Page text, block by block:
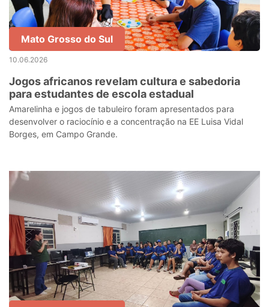
Mato Grosso do Sul
10.06.2026
Jogos africanos revelam cultura e sabedoria
para estudantes de escola estadual
Amarelinha e jogos de tabuleiro foram apresentados para
desenvolver o raciocínio e a concentração na EE Luisa Vidal
Borges, em Campo Grande.